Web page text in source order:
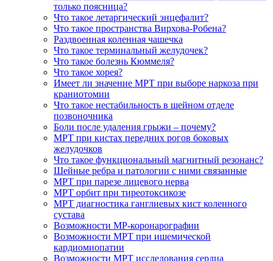
только поясница?
Что такое летаргический энцефалит?
Что такое пространства Вирхова-Робена?
Раздвоенная коленная чашечка
Что такое терминальный желудочек?
Что такое болезнь Кюммеля?
Что такое хорея?
Имеет ли значение МРТ при выборе наркоза при
краниотомии
Что такое нестабильность в шейном отделе
позвоночника
Боли после удаления грыжи – почему?
МРТ при кистах передних рогов боковых
желудочков
Что такое функциональный магнитный резонанс?
Шейные ребра и патологии с ними связанные
МРТ при парезе лицевого нерва
МРТ орбит при тиреотоксикозе
МРТ диагностика ганглиевых кист коленного
сустава
Возможности МР-коронарографии
Возможности МРТ при ишемической
кардиомиопатии
Возможности МРТ исследования сердца